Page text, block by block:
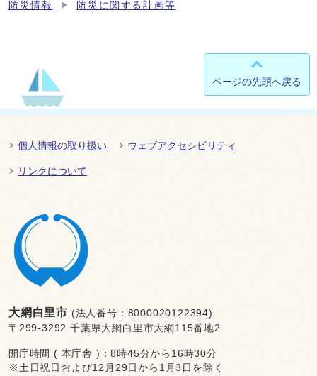
防災情報
防災に関する計画等
ページの先頭へ戻る
個人情報の取り扱い ウェブアクセシビリティ
リンクについて
大網白里市 (法人番号：8000020122394)
〒299-3292 千葉県大網白里市大網115番地2
開庁時間 ( 本庁舎 )：8時45分から16時30分
※土日祝日および12月29日から1月3日を除く